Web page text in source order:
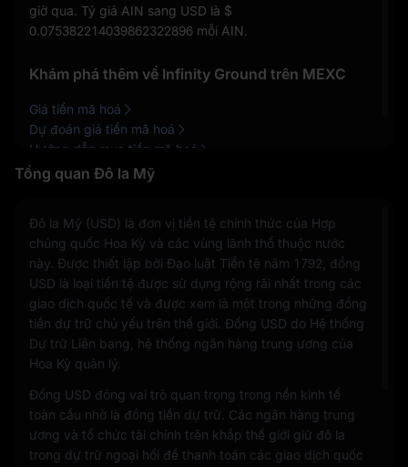
Tổng quan Đô la Mỹ
giờ qua. Tỷ giá AIN sang USD là $
0.075382214039862322896 mỗi AIN.
Khám phá thêm về Infinity Ground trên MEXC
Giá tiền mã hoá
Dự đoán giá tiền mã hoá
Hướng dẫn mua tiền mã hoá
Đô la Mỹ (USD) là đơn vị tiền tệ chính thức của Hợp
chúng quốc Hoa Kỳ và các vùng lãnh thổ thuộc nước
này. Được thiết lập bởi Đạo luật Tiền tệ năm 1792, đồng
USD là loại tiền tệ được sử dụng rộng rãi nhất trong các
giao dịch quốc tế và được xem là một trong những đồng
tiền dự trữ chủ yếu trên thế giới. Đồng USD do Hệ thống
Dự trữ Liên bang, hệ thống ngân hàng trung ương của
Hoa Kỳ quản lý.
Đồng USD đóng vai trò quan trọng trong nền kinh tế
toàn cầu nhờ là đồng tiền dự trữ. Các ngân hàng trung
ương và tổ chức tài chính trên khắp thế giới giữ đô la
trong dự trữ ngoại hối để thanh toán các giao dịch quốc